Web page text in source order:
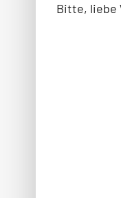
Bitte, liebe